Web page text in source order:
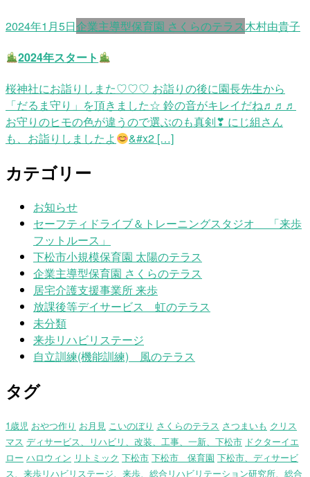
2024年1月5日企業主導型保育園 さくらのテラス木村由貴子
2024年スタート
桜神社にお詣りしまた♡♡♡ お詣りの後に園長先生から
「だるま守り」を頂きました☆ 鈴の音がキレイだね♬♬♬
お守りのヒモの色が違うので選ぶのも真剣❣ にじ組さん
も、お詣りしましたよ
&#x2 […]
カテゴリー
お知らせ
セーフティドライブ＆トレーニングスタジオ 「来歩
フットルース」
下松市小規模保育園 太陽のテラス
企業主導型保育園 さくらのテラス
居宅介護支援事業所 来歩
放課後等デイサービス 虹のテラス
未分類
来歩リハビリステージ
自立訓練(機能訓練) 風のテラス
タグ
1歳児 おやつ作り お月見 こいのぼり さくらのテラス さつまいも クリス
マス ディサービス、リハビリ、改装、工事、一新、下松市 ドクターイエ
ロー ハロウィン リトミック 下松市 下松市 保育園 下松市、ディサービ
ス、来歩リハビリステージ、来歩、総合リハビリテーション研究所、総合